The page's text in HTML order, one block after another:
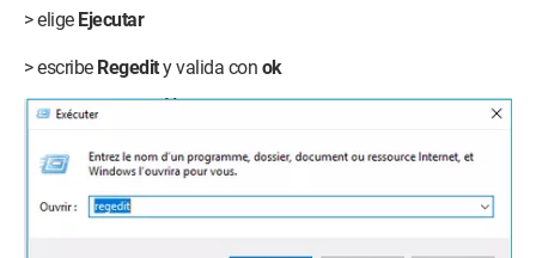
> elige Ejecutar
> escribe Regedity valida con ok